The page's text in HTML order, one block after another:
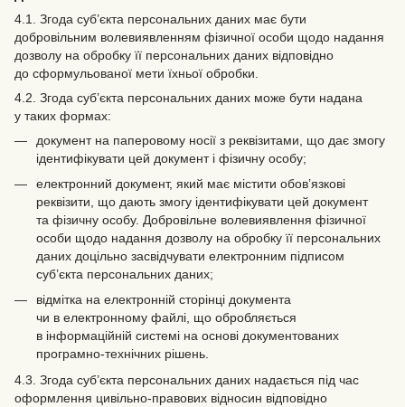
4.1. Згода суб’єкта персональних даних має бути
добровільним волевиявленням фізичної особи щодо надання
дозволу на обробку її персональних даних відповідно
до сформульованої мети їхньої обробки.
4.2. Згода суб’єкта персональних даних може бути надана
у таких формах:
документ на паперовому носії з реквізитами, що дає змогу
ідентифікувати цей документ і фізичну особу;
електронний документ, який має містити обов’язкові
реквізити, що дають змогу ідентифікувати цей документ
та фізичну особу. Добровільне волевиявлення фізичної
особи щодо надання дозволу на обробку її персональних
даних доцільно засвідчувати електронним підписом
суб’єкта персональних даних;
відмітка на електронній сторінці документа
чи в електронному файлі, що обробляється
в інформаційній системі на основі документованих
програмно-технічних рішень.
4.3. Згода суб’єкта персональних даних надається під час
оформлення цивільно-правових відносин відповідно